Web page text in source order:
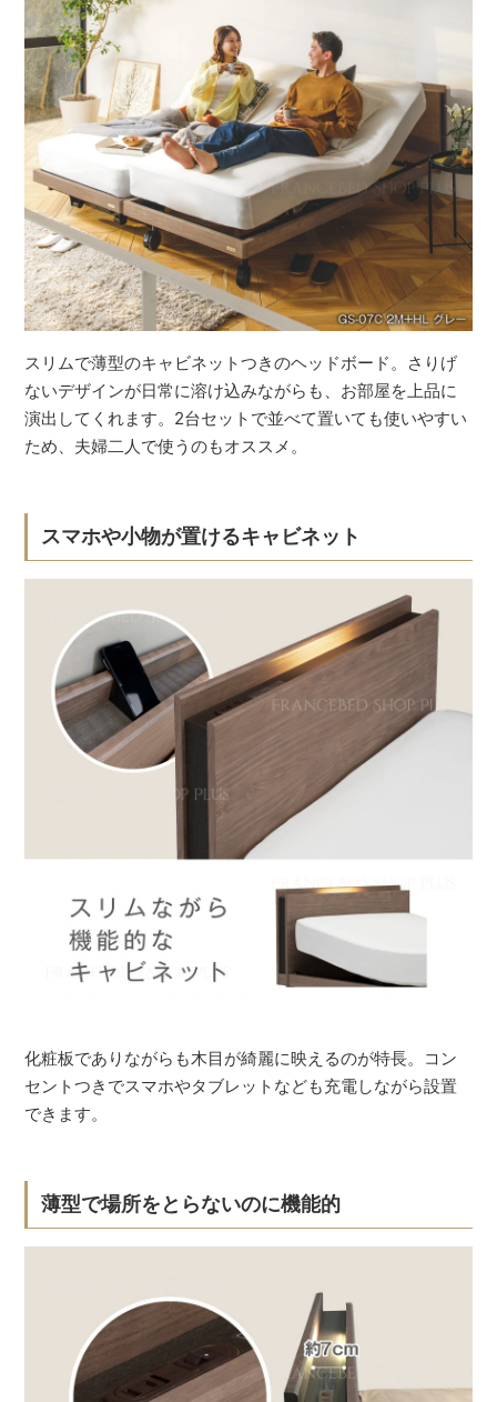
スリムで薄型のキャビネットつきのヘッドボード。さりげ
ないデザインが日常に溶け込みながらも、お部屋を上品に
演出してくれます。2台セットで並べて置いても使いやすい
ため、夫婦二人で使うのもオススメ。
スマホや小物が置けるキャビネット
化粧板でありながらも木目が綺麗に映えるのが特長。コン
セントつきでスマホやタブレットなども充電しながら設置
できます。
薄型で場所をとらないのに機能的